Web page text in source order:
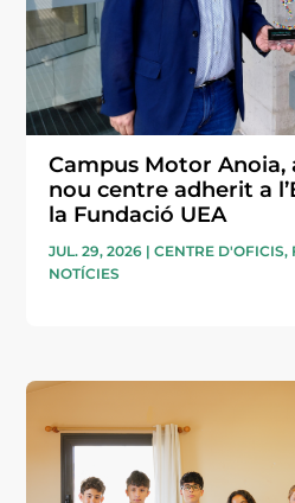
Campus Motor Anoia,
nou centre adherit a
la Fundació UEA
JUL. 29, 2026 |CENTRE D'OFICIS,
NOTÍCIES